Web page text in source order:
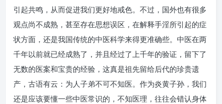
引起共鸣，从而促进我们更好地戒色。不过，国外也有很多
观点尚不成熟，甚至存在思想误区，在解释手淫所引起的症
状方面，还是我国传统的中医科学来得更准确些。中医在两
千年以前就已经成熟了，并且经过了上千年的验证，留下了
无数的医案和宝贵的经验，这真是祖先留给后代的珍贵遗
产，古语有云：为人子弟不可不知医。作为炎黄子孙，我们
还是应该要懂一些中医常识的，不知医理，往往会错认身体